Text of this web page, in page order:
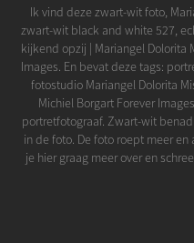
Ik vind deze zwart-wit foto,
zwart-wit black and white 527,
kijkend opzij | Mariangel Dolorita
Images. En bevat deze tags:
fotostudio Mariangel Dolorita
Michiel Borgart Forever
portretfotograaf. Zwart-wit
in de foto. De foto roept meer
je hier graag meer over en